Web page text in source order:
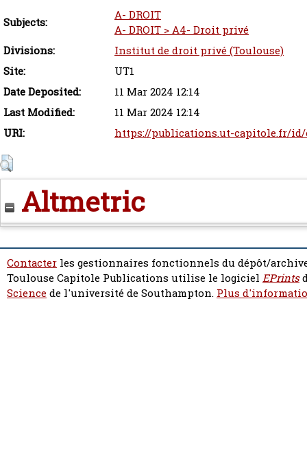
Subjects:
A- DROIT
A- DROIT > A4- Droit privé
Divisions:
Institut de droit privé (Toulouse)
Site:
UT1
Date Deposited:
11 Mar 2024 12:14
Last Modified:
11 Mar 2024 12:14
URI:
https://publications.ut-capitole.fr/
Altmetric
Contacter les gestionnaires fonctionnels du dépôt/
Toulouse Capitole Publications utilise le logiciel EPrints
Sciencede l'université de Southampton. Plus